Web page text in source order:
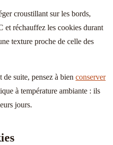
croustillant sur les bords,
et réchauffez les cookies durant
texture proche de celle des
suite, pensez à bien conserver
à température ambiante : ils
jours.